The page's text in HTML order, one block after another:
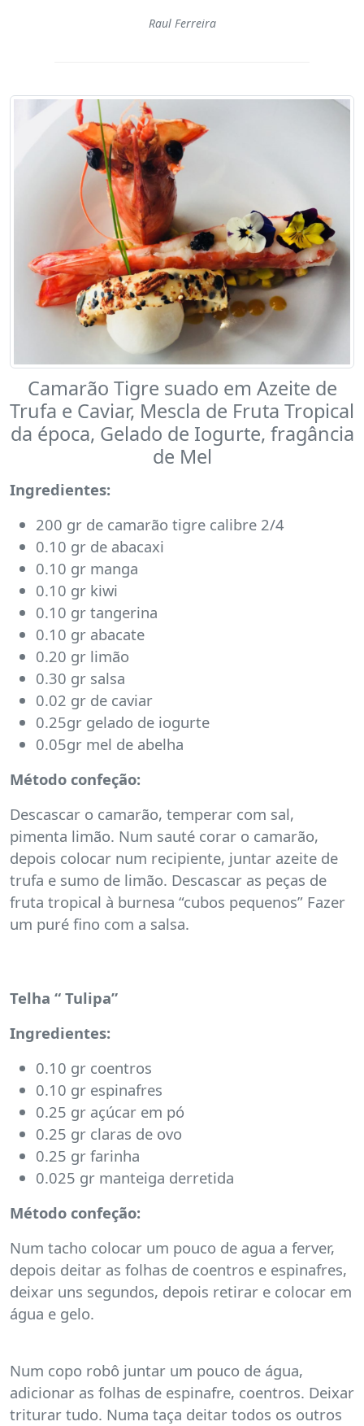
Raul Ferreira
Camarão Tigre suado em Azeite de
Trufa e Caviar, Mescla de Fruta Tropical
da época, Gelado de Iogurte, fragância
de Mel
Ingredientes:
200 gr de camarão tigre calibre 2/4
0.10 gr de abacaxi
0.10 gr manga
0.10 gr kiwi
0.10 gr tangerina
0.10 gr abacate
0.20 gr limão
0.30 gr salsa
0.02 gr de caviar
0.25gr gelado de iogurte
0.05gr mel de abelha
Método confeção:
Descascar o camarão, temperar com sal,
pimenta limão. Num sauté corar o camarão,
depois colocar num recipiente, juntar azeite de
trufa e sumo de limão. Descascar as peças de
fruta tropical à burnesa “cubos pequenos” Fazer
um puré fino com a salsa.
Telha “ Tulipa”
Ingredientes:
0.10 gr coentros
0.10 gr espinafres
0.25 gr açúcar em pó
0.25 gr claras de ovo
0.25 gr farinha
0.025 gr manteiga derretida
Método confeção:
Num tacho colocar um pouco de agua a ferver,
depois deitar as folhas de coentros e espinafres,
deixar uns segundos, depois retirar e colocar em
água e gelo.
Num copo robô juntar um pouco de água,
adicionar as folhas de espinafre, coentros. Deixar
triturar tudo. Numa taça deitar todos os outros